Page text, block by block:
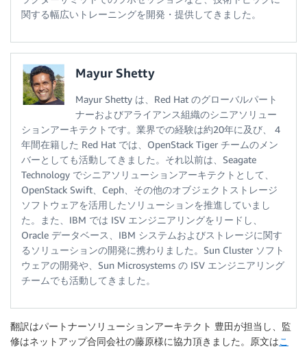
関する幅広いトレーニングを開発・提供してきました。
Mayur Shetty
Mayur Shetty は、Red Hat のグローバルパート
ナーおよびアライアンス組織のシニアソリュー
ションアーキテクトです。業界での経験は約20年に及び、 4
年間在籍した Red Hat では、OpenStack Tiger チームのメン
バーとしても活動してきました。それ以前は、Seagate
Technology でシニアソリューションアーキテクトとして、
OpenStack Swift、Ceph、その他のオブジェクトストレージ
ソフトウェアを活用したソリューションを推進していまし
た。また、IBM では ISV エンジニアリングをリードし、
Oracle データベース、IBM システムおよびストレージに関す
るソリューションの開発に携わりました。Sun Cluster ソフト
ウェアの開発や、Sun Microsystems の ISV エンジニアリング
チームでも活動してきました。
翻訳はパートナーソリューションアーキテクト 豊田が担当し、監
修はネットアップ合同会社の藤原様に協力頂きました。原文はこ